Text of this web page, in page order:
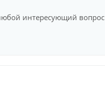
интересующий вопрос